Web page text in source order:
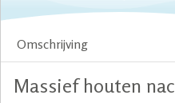
Omschrijving
Massief houten